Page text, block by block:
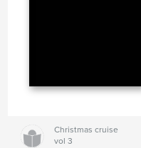
Christmas cruise
vol 3